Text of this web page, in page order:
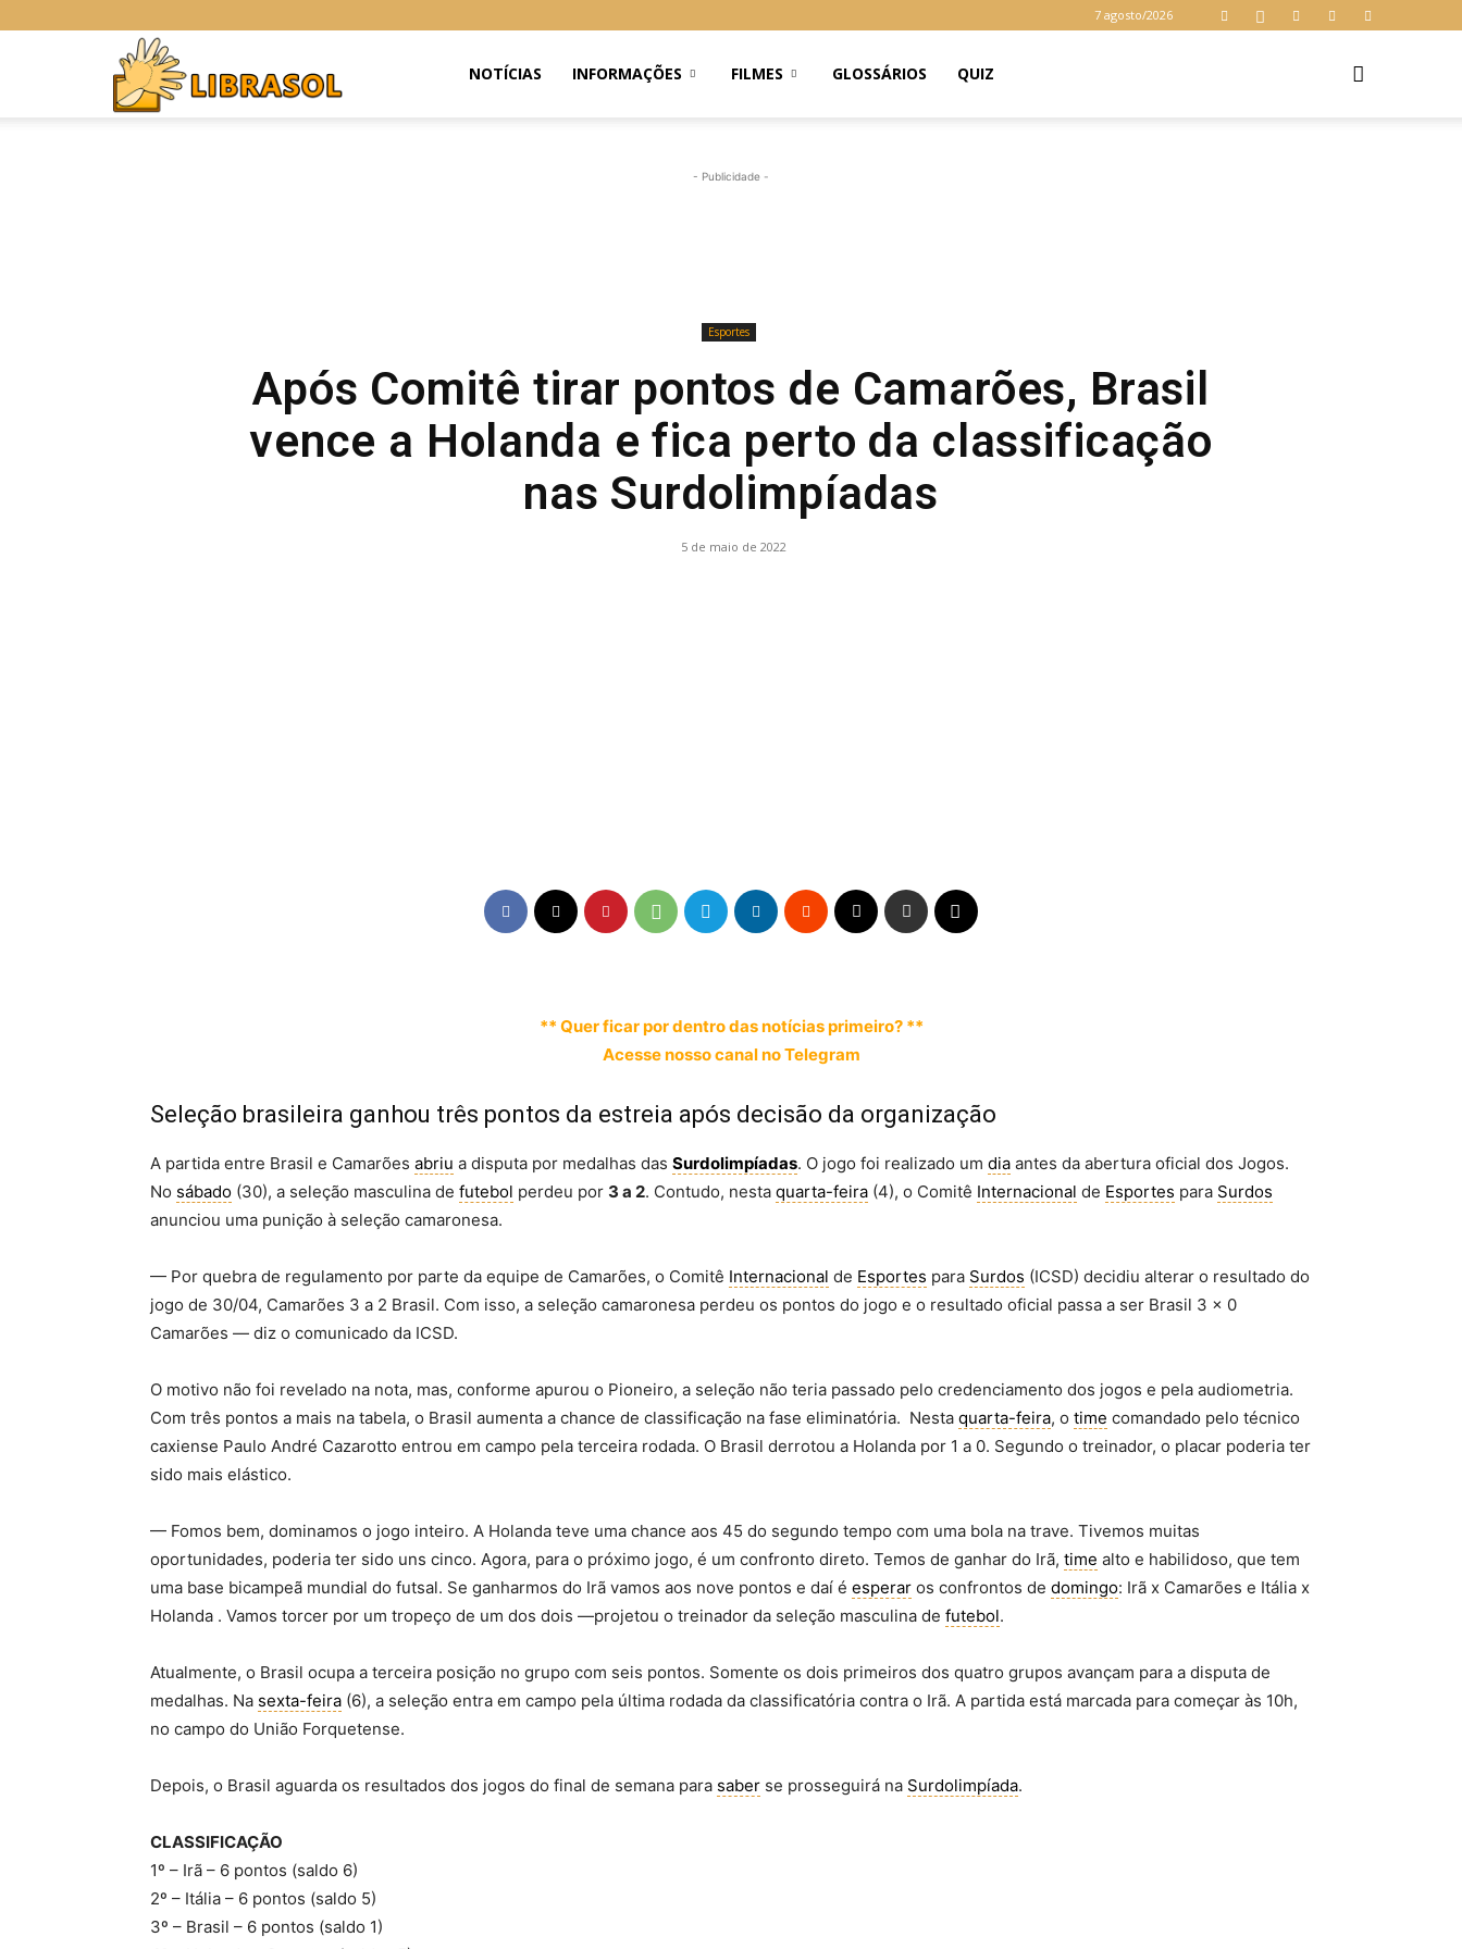
7 agosto/2026
NOTÍCIAS INFORMAÇÕES FILMES GLOSSÁRIOS QUIZ
- Publicidade -
Esportes
Após Comitê tirar pontos de Camarões, Brasil
vence a Holanda e fica perto da classificação
nas Surdolimpíadas
5 de maio de 2022
** Quer ficar por dentro das notícias primeiro? **
Acesse nosso canal no Telegram
Seleção brasileira ganhou três pontos da estreia após decisão da organização
A partida entre Brasil e Camarões abriu a disputa por medalhas das Surdolimpíadas. O jogo foi realizado um dia antes da abertura oficial dos Jogos.
No sábado (30), a seleção masculina de futebol perdeu por 3 a 2. Contudo, nesta quarta-feira (4), o Comitê Internacional de Esportes para Surdos
anunciou uma punição à seleção camaronesa.
— Por quebra de regulamento por parte da equipe de Camarões, o Comitê Internacional de Esportes para Surdos (ICSD) decidiu alterar o resultado do
jogo de 30/04, Camarões 3 a 2 Brasil. Com isso, a seleção camaronesa perdeu os pontos do jogo e o resultado oficial passa a ser Brasil 3 x 0
Camarões — diz o comunicado da ICSD.
O motivo não foi revelado na nota, mas, conforme apurou o Pioneiro, a seleção não teria passado pelo credenciamento dos jogos e pela audiometria.
Com três pontos a mais na tabela, o Brasil aumenta a chance de classificação na fase eliminatória. Nesta quarta-feira, o time comandado pelo técnico
caxiense Paulo André Cazarotto entrou em campo pela terceira rodada. O Brasil derrotou a Holanda por 1 a 0. Segundo o treinador, o placar poderia ter
sido mais elástico.
— Fomos bem, dominamos o jogo inteiro. A Holanda teve uma chance aos 45 do segundo tempo com uma bola na trave. Tivemos muitas
oportunidades, poderia ter sido uns cinco. Agora, para o próximo jogo, é um confronto direto. Temos de ganhar do Irã, time alto e habilidoso, que tem
uma base bicampeã mundial do futsal. Se ganharmos do Irã vamos aos nove pontos e daí é esperar os confrontos de domingo: Irã x Camarões e Itália x
Holanda . Vamos torcer por um tropeço de um dos dois —projetou o treinador da seleção masculina de futebol.
Atualmente, o Brasil ocupa a terceira posição no grupo com seis pontos. Somente os dois primeiros dos quatro grupos avançam para a disputa de
medalhas. Na sexta-feira (6), a seleção entra em campo pela última rodada da classificatória contra o Irã. A partida está marcada para começar às 10h,
no campo do União Forquetense.
Depois, o Brasil aguarda os resultados dos jogos do final de semana para saber se prosseguirá na Surdolimpíada.
CLASSIFICAÇÃO
1º – Irã – 6 pontos (saldo 6)
2º – Itália – 6 pontos (saldo 5)
3º – Brasil – 6 pontos (saldo 1)